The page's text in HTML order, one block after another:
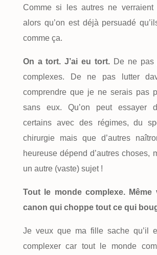
Comme si les autres ne
alors qu’on est déjà persuadé
comme ça.
On a tort. J’ai eu tort. De ne pas
complexes. De ne pas lutter
comprendre que je ne serais pas
sans eux. Qu’on peut essayer
certains avec des régimes, du
chirurgie mais que d’autres
heureuse dépend d’autres choses,
un autre (vaste) sujet !
Tout le monde complexe. Même
canon qui choppe tout ce qui
Je veux que ma fille sache qu’il
complexer car tout le monde